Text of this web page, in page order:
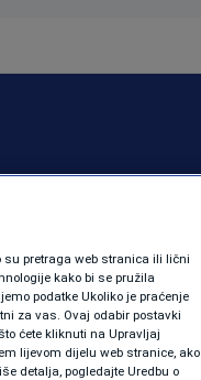
pretraga web stranica ili lični
kako bi se pružila
podatke Ukoliko je praćenje
za vas. Ovaj odabir postavki
ćete kliknuti na Upravljaj
lijevom dijelu web stranice, ako
detalja, pogledajte Uredbu o